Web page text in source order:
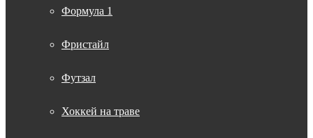
Формула 1
Фристайл
Футзал
Хоккей на траве